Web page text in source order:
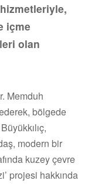
içme
olan
Memduh
bölgede
modern bir
kuzey çevre
projesi hakkında